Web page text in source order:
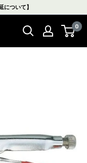
について】
0